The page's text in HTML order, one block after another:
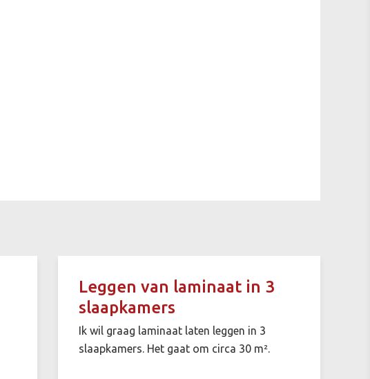
Leggen van laminaat in 3
slaapkamers
Ik wil graag laminaat laten leggen in 3
slaapkamers. Het gaat om circa 30 m².